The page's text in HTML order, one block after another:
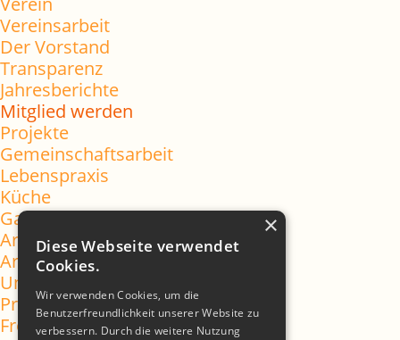
Vereinsarbeit
Der Vorstand
Transparenz
Jahresberichte
Mitglied werden
Projekte
Gemeinschaftsarbeit
Lebenspraxis
Küche
Garten
Aromatízate
Aromatizate
Unterstützte Kommunikation
Praktika
Freiwillige
×
Diese Webseite verwendet
Cookies.
Wir verwenden Cookies, um die
Benutzerfreundlichkeit unserer Website zu
verbessern. Durch die weitere Nutzung